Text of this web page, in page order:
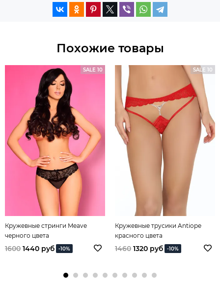
Похожие товары
SALE 10
Кружевные стринги Meave
черного цвета
1600 1440 руб -10%
SALE 10
Кружевные трусики Antiope
красного цвета
1460 1320 руб -10%